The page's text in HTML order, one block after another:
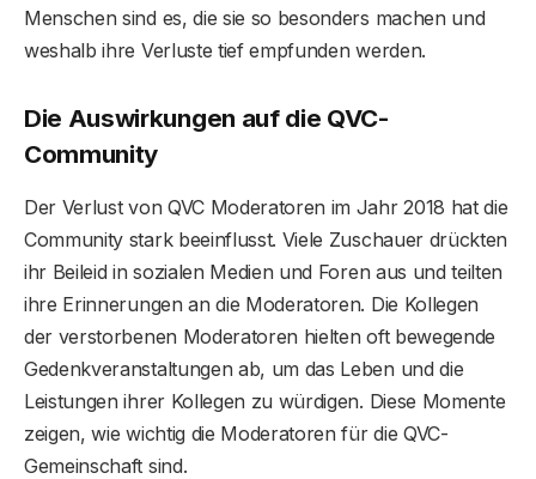
Menschen sind es, die sie so besonders machen und
weshalb ihre Verluste tief empfunden werden.
Die Auswirkungen auf die QVC-
Community
Der Verlust von QVC Moderatoren im Jahr 2018 hat die
Community stark beeinflusst. Viele Zuschauer drückten
ihr Beileid in sozialen Medien und Foren aus und teilten
ihre Erinnerungen an die Moderatoren. Die Kollegen
der verstorbenen Moderatoren hielten oft bewegende
Gedenkveranstaltungen ab, um das Leben und die
Leistungen ihrer Kollegen zu würdigen. Diese Momente
zeigen, wie wichtig die Moderatoren für die QVC-
Gemeinschaft sind.